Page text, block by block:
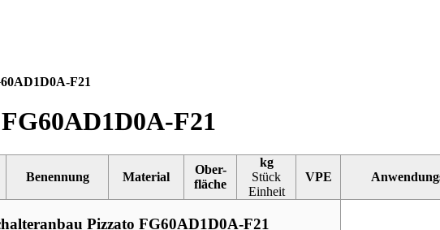
F21
F21
Benennung Material
Ober-
fläche
kg
Stück
Einheit
VPE
Pizzato FG60AD1D0A-F21